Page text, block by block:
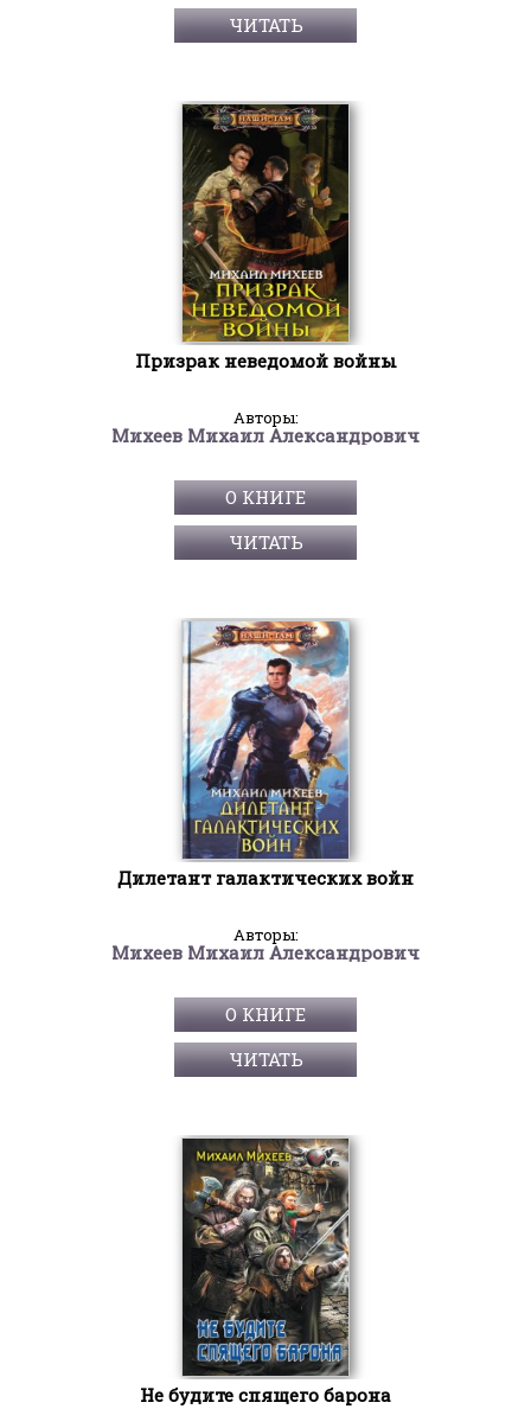
ЧИТАТЬ
Призрак неведомой войны
Авторы:
Михеев Михаил Александрович
О КНИГЕ
ЧИТАТЬ
Дилетант галактических войн
Авторы:
Михеев Михаил Александрович
О КНИГЕ
ЧИТАТЬ
Не будите спящего барона